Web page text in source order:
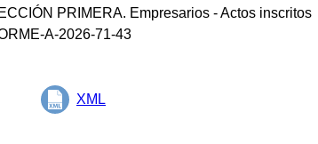
PRIMERA. Empresarios - Actos inscritos
A-2026-71-43
XML